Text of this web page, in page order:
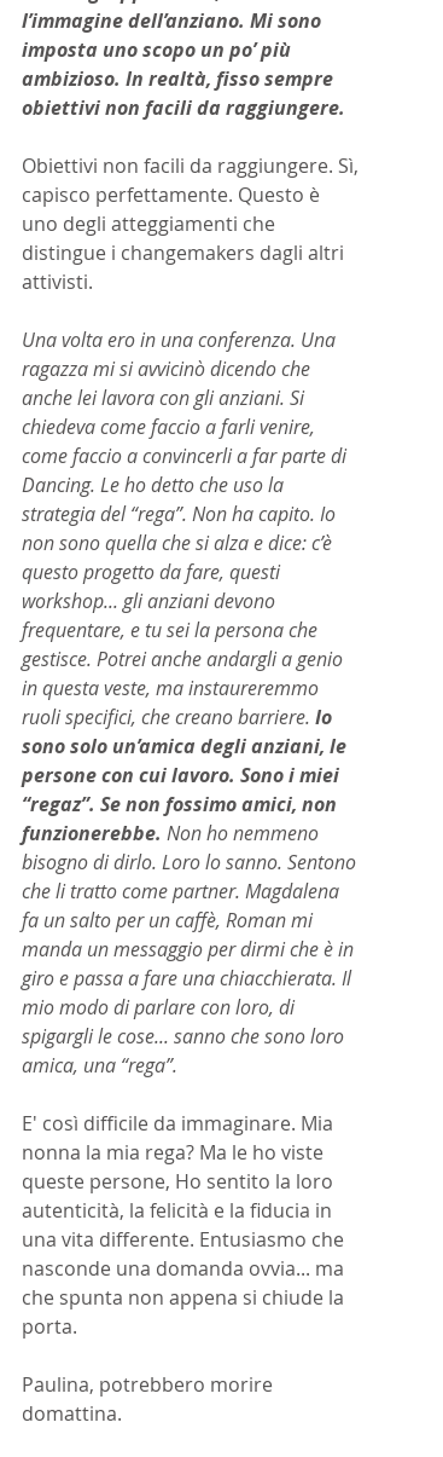
l’immagine dell’anziano. Mi sono
imposta uno scopo un po’ più
ambizioso. In realtà, fisso sempre
obiettivi non facili da raggiungere.
Obiettivi non facili da raggiungere. Sì,
capisco perfettamente. Questo è
uno degli atteggiamenti che
distingue i changemakers dagli altri
attivisti.
Una volta ero in una conferenza. Una
ragazza mi si avvicinò dicendo che
anche lei lavora con gli anziani. Si
chiedeva come faccio a farli venire,
come faccio a convincerli a far parte di
Dancing. Le ho detto che uso la
strategia del “rega”. Non ha capito. Io
non sono quella che si alza e dice: c’è
questo progetto da fare, questi
workshop... gli anziani devono
frequentare, e tu sei la persona che
gestisce. Potrei anche andargli a genio
in questa veste, ma instaureremmo
ruoli specifici, che creano barriere. Io
sono solo un’amica degli anziani, le
persone con cui lavoro. Sono i miei
“regaz”. Se non fossimo amici, non
funzionerebbe. Non ho nemmeno
bisogno di dirlo. Loro lo sanno. Sentono
che li tratto come partner. Magdalena
fa un salto per un caffè, Roman mi
manda un messaggio per dirmi che è in
giro e passa a fare una chiacchierata. Il
mio modo di parlare con loro, di
spigargli le cose... sanno che sono loro
amica, una “rega”.
E' così difficile da immaginare. Mia
nonna la mia rega? Ma le ho viste
queste persone, Ho sentito la loro
autenticità, la felicità e la fiducia in
una vita differente. Entusiasmo che
nasconde una domanda ovvia... ma
che spunta non appena si chiude la
porta.
Paulina, potrebbero morire
domattina.